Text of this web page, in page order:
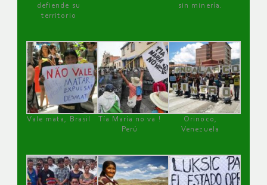
defiende su
territorio
sin minería.
Vale mata, Brasil
Tía María no va !
Perú
Orinoco,
Venezuela